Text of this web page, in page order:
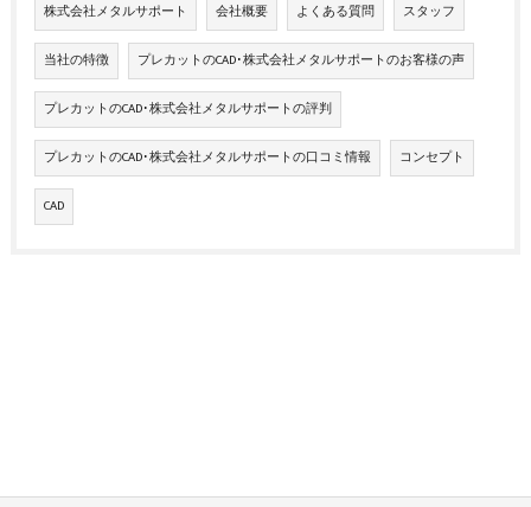
株式会社メタルサポート 会社概要 よくある質問 スタッフ
当社の特徴 プレカットのCAD･株式会社メタルサポートのお客様の声
プレカットのCAD･株式会社メタルサポートの評判
プレカットのCAD･株式会社メタルサポートの口コミ情報 コンセプト
CAD